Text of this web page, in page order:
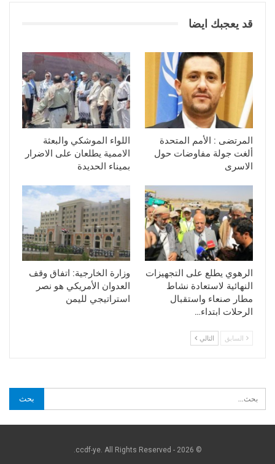
قد يعجبك ايضا
المرتضى : الأمم المتحدة
ألغت جولة مفاوضات حول
الاسرى
اللواء الموشكي والبعثة
الاممية يطلعان على الاضرار
بميناء الحديدة
الرهوي يطلع على التجهيزات
النهائية لاستعادة نشاط
مطار صنعاء واستقبال
الرحلات ابتداء…
وزارة الخارجية: اتفاق وقف
العدوان الأمريكي هو نصر
استراتيجي لليمن
السابق التالي
© 2026 - ccdf-ye. All Rights Reserved.